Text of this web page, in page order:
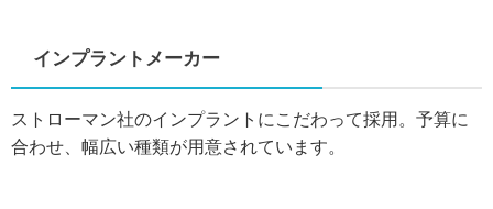
インプラントメーカー
ストローマン社のインプラントにこだわって採用。予算に
合わせ、幅広い種類が用意されています。